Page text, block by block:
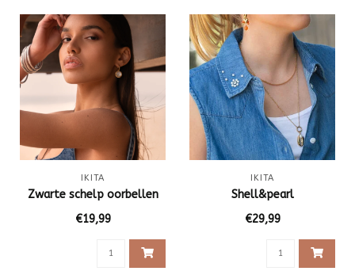
IKITA
Zwarte schelp oorbellen
€19,99
IKITA
Shell&pearl
€29,99